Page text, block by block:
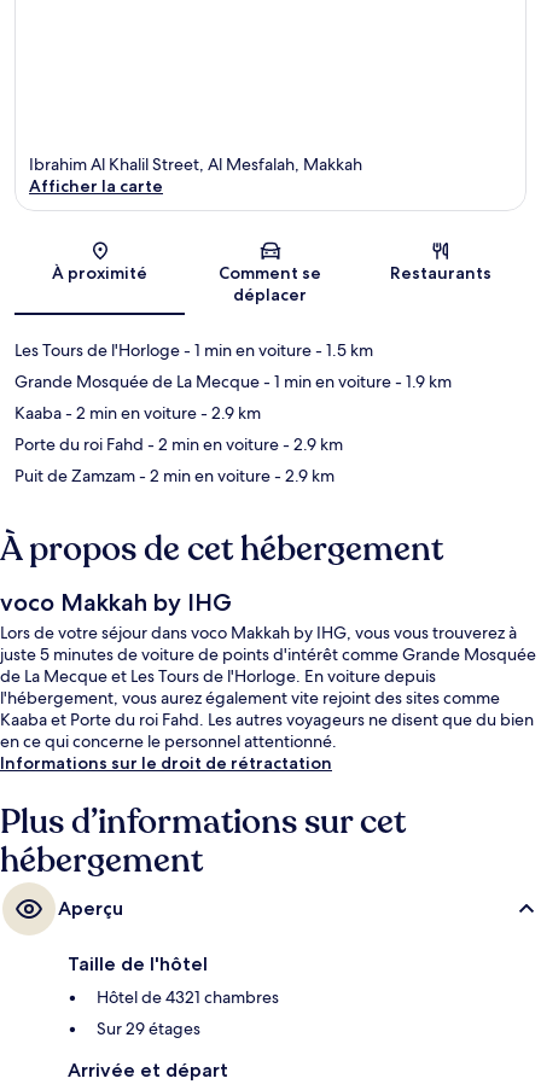
Carte
Ibrahim Al Khalil Street, Al Mesfalah, Makkah
Afficher la carte
À proximité
Comment se
déplacer
Restaurants
Les Tours de l'Horloge- 1 min en voiture- 1.5 km
Grande Mosquée de La Mecque- 1 min en voiture- 1.9 km
Kaaba- 2 min en voiture- 2.9 km
Porte du roi Fahd - 2 min en voiture- 2.9 km
Puit de Zamzam- 2 min en voiture- 2.9 km
À propos de cet hébergement
voco Makkah by IHG
Lors de votre séjour dans voco Makkah by IHG, vous vous trouverez à
juste 5 minutes de voiture de points d'intérêt comme Grande Mosquée
de La Mecque et Les Tours de l'Horloge. En voiture depuis
l'hébergement, vous aurez également vite rejoint des sites comme
Kaaba et Porte du roi Fahd. Les autres voyageurs ne disent que du bien
en ce qui concerne le personnel attentionné.
Informations sur le droit de rétractation
Plus d’informations sur cet
hébergement
Aperçu
Taille de l'hôtel
Hôtel de 4321 chambres
Sur 29 étages
Arrivée et départ